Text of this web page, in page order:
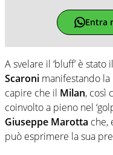
Entra
A svelare il ‘bluff’ è
Scaroni manifestando
capire che il Milan, così
coinvolto a pieno nel
Giuseppe Marotta che,
può esprimere la sua